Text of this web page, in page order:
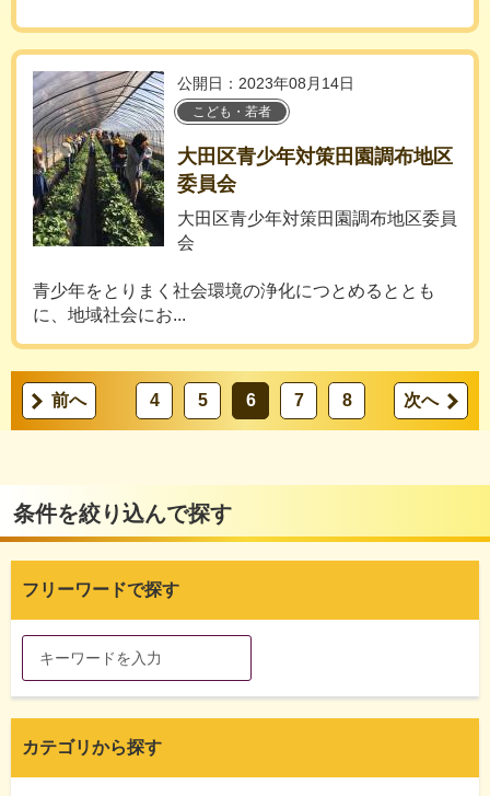
公開日：2023年08月14日
こども・若者
大田区青少年対策田園調布地区
委員会
大田区青少年対策田園調布地区委員
会
青少年をとりまく社会環境の浄化につとめるととも
に、地域社会にお...
前へ 4 5 6 7 8 次へ
条件を絞り込んで探す
フリーワードで探す
カテゴリから探す